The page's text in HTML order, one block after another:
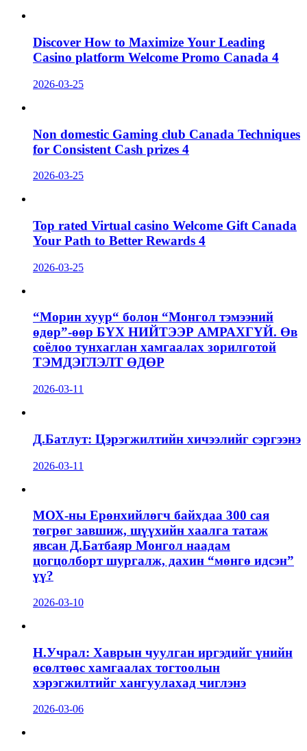
Discover How to Maximize Your Leading
Casino platform Welcome Promo Canada 4
2026-03-25
Non domestic Gaming club Canada Techniques
for Consistent Cash prizes 4
2026-03-25
Top rated Virtual casino Welcome Gift Canada
Your Path to Better Rewards 4
2026-03-25
“Морин хуур“ болон “Монгол тэмээний
өдөр”-өөр БҮХ НИЙТЭЭР АМРАХГҮЙ. Өв
соёлоо тунхаглан хамгаалах зорилготой
ТЭМДЭГЛЭЛТ ӨДӨР
2026-03-11
Д.Батлут: Цэрэгжилтийн хичээлийг сэргээнэ
2026-03-11
МОХ-ны Ерөнхийлөгч байхдаа 300 сая
төгрөг завшиж, шүүхийн хаалга татаж
явсан Д.Батбаяр Монгол наадам
цогцолборт шургалж, дахин “мөнгө идсэн”
үү?
2026-03-10
Н.Учрал: Хаврын чуулган иргэдийг үнийн
өсөлтөөс хамгаалах тогтоолын
хэрэгжилтийг хангуулахад чиглэнэ
2026-03-06